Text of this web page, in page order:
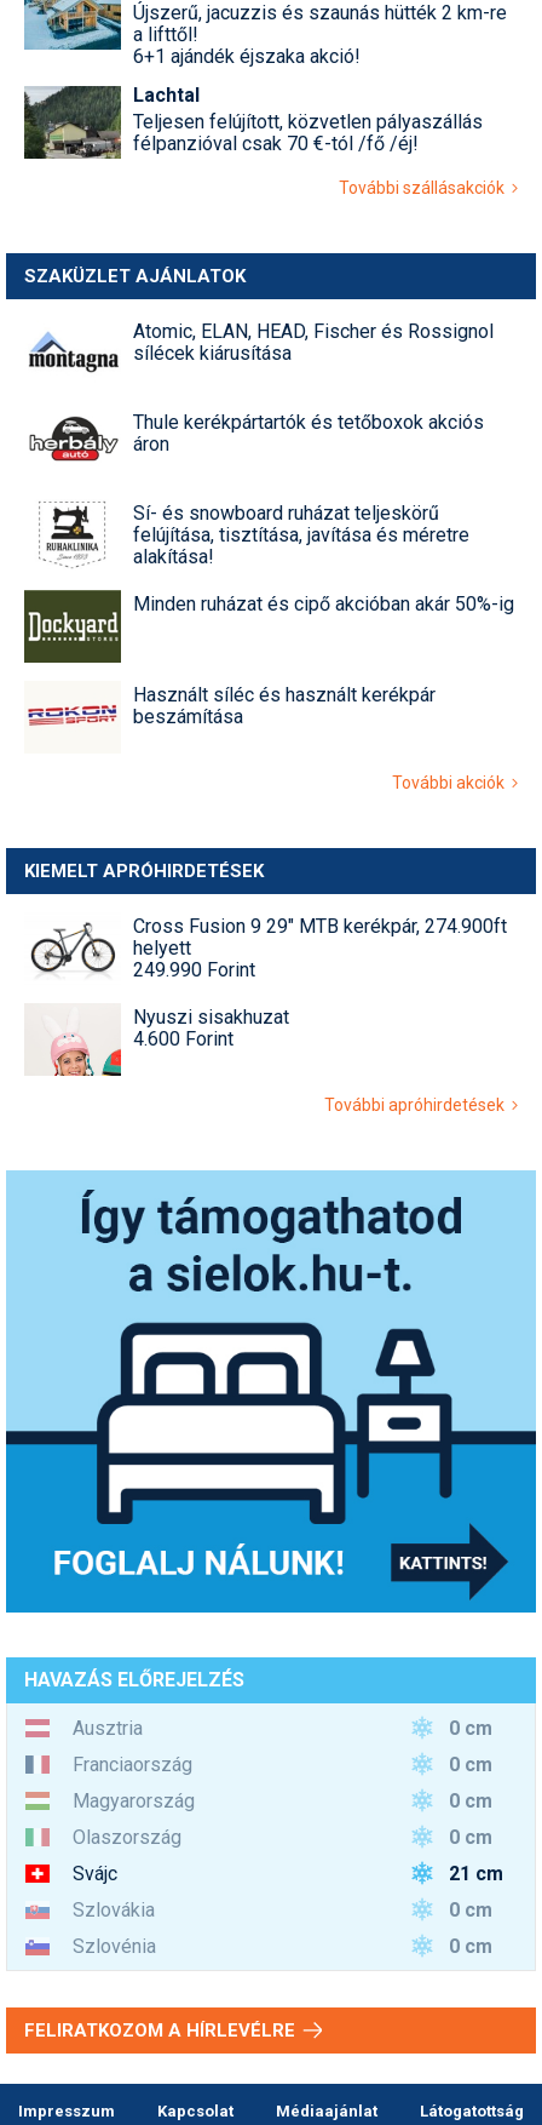
Újszerű, jacuzzis és szaunás hütték 2 km-re
a lifttől!
6+1 ajándék éjszaka akció!
Lachtal
Teljesen felújított, közvetlen pályaszállás
félpanzióval csak 70 €-tól /fő /éj!
További szállásakciók
SZAKÜZLET AJÁNLATOK
Atomic, ELAN, HEAD, Fischer és Rossignol
sílécek kiárusítása
Thule kerékpártartók és tetőboxok akciós
áron
Sí- és snowboard ruházat teljeskörű
felújítása, tisztítása, javítása és méretre
alakítása!
Minden ruházat és cipő akcióban akár 50%-ig
Használt síléc és használt kerékpár
beszámítása
További akciók
KIEMELT APRÓHIRDETÉSEK
Cross Fusion 9 29" MTB kerékpár, 274.900ft
helyett
249.990 Forint
Nyuszi sisakhuzat
4.600 Forint
További apróhirdetések
HAVAZÁS ELŐREJELZÉS
Ausztria
0 cm
Franciaország
0 cm
Magyarország
0 cm
Olaszország
0 cm
Svájc
21 cm
Szlovákia
0 cm
Szlovénia
0 cm
FELIRATKOZOM A HÍRLEVÉLRE
Impresszum Kapcsolat Médiaajánlat Látogatottság